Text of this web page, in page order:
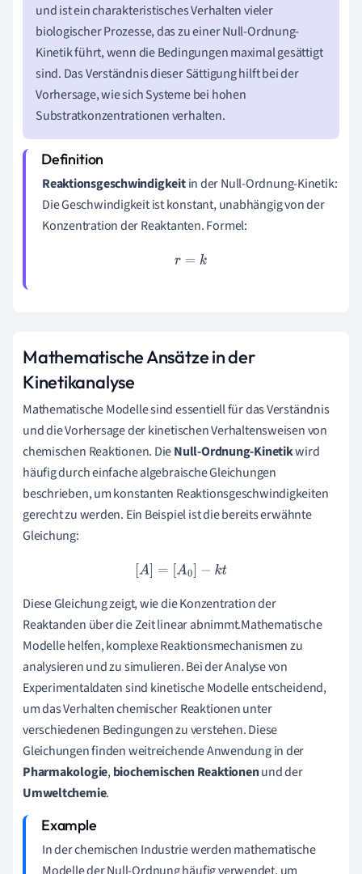
und ist ein charakteristisches Verhalten vieler
biologischer Prozesse, das zu einer Null-Ordnung-
Kinetik führt, wenn die Bedingungen maximal gesättigt
sind. Das Verständnis dieser Sättigung hilft bei der
Vorhersage, wie sich Systeme bei hohen
Substratkonzentrationen verhalten.
Reaktionsgeschwindigkeitin der Null-Ordnung-Kinetik:
Die Geschwindigkeit ist konstant, unabhängig von der
Konzentration der Reaktanten. Formel:
r=k
Mathematische Ansätze in der
Kinetikanalyse
Mathematische Modelle sind essentiell für das Verständnis
und die Vorhersage der kinetischen Verhaltensweisen von
chemischen Reaktionen. DieNull-Ordnung-Kinetikwird
häufig durch einfache algebraische Gleichungen
beschrieben, um konstanten Reaktionsgeschwindigkeiten
gerecht zu werden. Ein Beispiel ist die bereits erwähnte
Gleichung:
A]= A0] kt
Diese Gleichung zeigt, wie die Konzentration der
Reaktanden über die Zeit linear abnimmt.Mathematische
Modelle helfen, komplexe Reaktionsmechanismen zu
analysieren und zu simulieren. Bei der Analyse von
Experimentaldaten sind kinetische Modelle entscheidend,
um das Verhalten chemischer Reaktionen unter
verschiedenen Bedingungen zu verstehen. Diese
Gleichungen finden weitreichende Anwendung in der
Pharmakologie,biochemischen Reaktionenund der
Umweltchemie.
In der chemischen Industrie werden mathematische